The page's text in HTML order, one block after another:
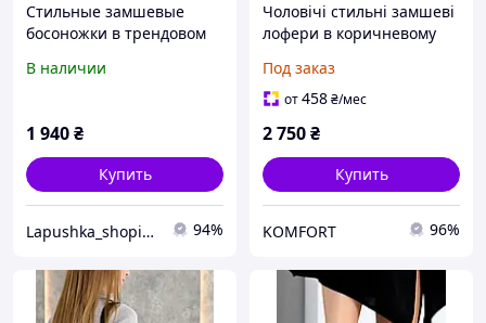
Стильные замшевые
босоножки в трендовом
В наличии
1 940₴
Купить
Lapushka_shoping - любовь с первого взгляда! 94%
Чоловічі стильні замшеві
лофери в коричневому
Под заказ
от458₴/мес
2 750₴
Купить
KOMFORT 96%